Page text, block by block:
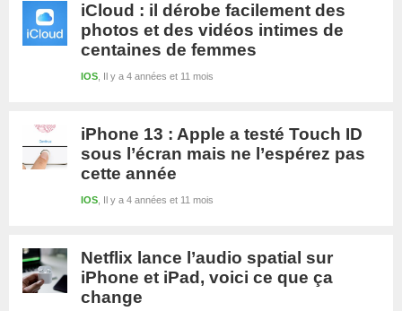
iCloud : il dérobe facilement des
photos et des vidéos intimes de
centaines de femmes
Il y a 4 années et 11 mois
IOS
iPhone 13 : Apple a testé Touch ID
sous l’écran mais ne l’espérez pas
cette année
Il y a 4 années et 11 mois
IOS
Netflix lance l’audio spatial sur
iPhone et iPad, voici ce que ça
change